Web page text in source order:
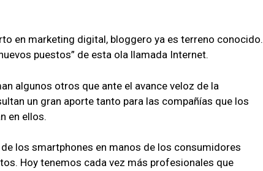
en marketing digital, bloggero ya es terreno conocido.
puestos” de esta ola llamada Internet.
algunos otros que ante el avance veloz de la
un gran aporte tanto para las compañías que los
en ellos.
los smartphones en manos de los consumidores
Hoy tenemos cada vez más profesionales que